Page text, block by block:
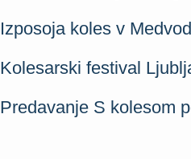
Izposoja koles v
Kolesarski festival
Predavanje S kolesom